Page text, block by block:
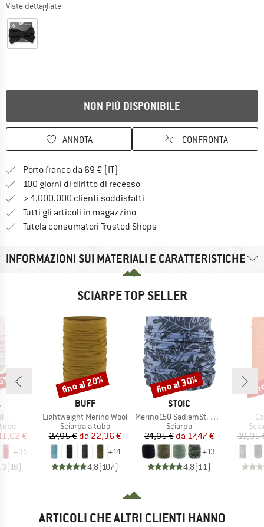
Viste dettagliate
NON PIÙ DISPONIBILE
ANNOTA CONFRONTA
Porto franco da 69 € (IT)
100 giorni di diritto di recessoVai alla politica di recesso qui
> 4.000.000 clienti soddisfatti
Tutti gli articoli in magazzino
Tutela consumatori Trusted Shops
INFORMAZIONI SUI MATERIALI E CARATTERISTICHE
SCIARPE TOP SELLER
ridotto
€
+35
(16)
MARCHIO
BUFF
Articolo
Lightweight Merino Wool
Gruppo di prodotti
Sciarpa a tubo
Prezzo
27,95 € Prezzo ridotto
da 22,36 €
+14
4,8(107)
Sconto
fino al 20%
MARCHIO
STOIC
Articolo
Merino150 SadjemSt. Neckwarmer
Gruppo di prodotti
Sciarpa
Prezzo
24,95 € Prezzo ridotto
da 17,47 €
+13
4,8(11 )
Sconto
fino al 30%
19,95
ARTICOLI CHE ALTRI CLIENTI HANNO